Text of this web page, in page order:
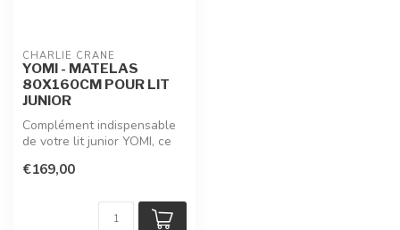
CHARLIE CRANE
YOMI - MATELAS
80X160CM POUR LIT
JUNIOR
Complément indispensable
de votre lit junior YOMI, ce
...
€169,00